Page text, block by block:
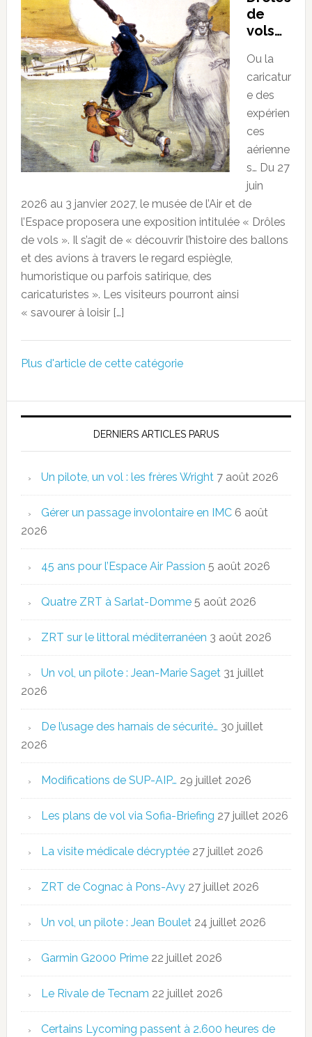
de
vols…
Ou la
caricatur
e des
expérien
ces
aérienne
s… Du 27
juin
2026 au 3 janvier 2027, le musée de l’Air et de
l’Espace proposera une exposition intitulée « Drôles
de vols ». Il s’agit de « découvrir l’histoire des ballons
et des avions à travers le regard espiègle,
humoristique ou parfois satirique, des
caricaturistes ». Les visiteurs pourront ainsi
« savourer à loisir […]
Plus d'article de cette catégorie
DERNIERS ARTICLES PARUS
Un pilote, un vol : les frères Wright 7 août 2026
Gérer un passage involontaire en IMC 6 août
2026
45 ans pour l’Espace Air Passion 5 août 2026
Quatre ZRT à Sarlat-Domme 5 août 2026
ZRT sur le littoral méditerranéen 3 août 2026
Un vol, un pilote : Jean-Marie Saget 31 juillet
2026
De l’usage des harnais de sécurité… 30 juillet
2026
Modifications de SUP-AIP… 29 juillet 2026
Les plans de vol via Sofia-Briefing 27 juillet 2026
La visite médicale décryptée 27 juillet 2026
ZRT de Cognac à Pons-Avy 27 juillet 2026
Un vol, un pilote : Jean Boulet 24 juillet 2026
Garmin G2000 Prime 22 juillet 2026
Le Rivale de Tecnam 22 juillet 2026
Certains Lycoming passent à 2.600 heures de